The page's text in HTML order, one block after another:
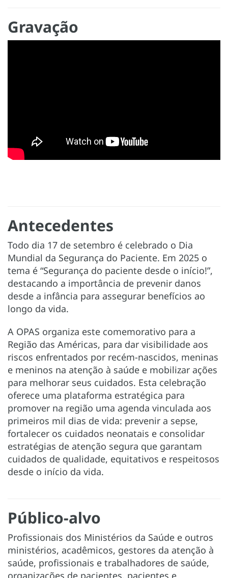
Gravação
Antecedentes
Todo dia 17 de setembro é celebrado o Dia
Mundial da Segurança do Paciente. Em 2025 o
tema é “Segurança do paciente desde o início!”,
destacando a importância de prevenir danos
desde a infância para assegurar benefícios ao
longo da vida.
A OPAS organiza este comemorativo para a
Região das Américas, para dar visibilidade aos
riscos enfrentados por recém-nascidos, meninas
e meninos na atenção à saúde e mobilizar ações
para melhorar seus cuidados. Esta celebração
oferece uma plataforma estratégica para
promover na região uma agenda vinculada aos
primeiros mil dias de vida: prevenir a sepse,
fortalecer os cuidados neonatais e consolidar
estratégias de atenção segura que garantam
cuidados de qualidade, equitativos e respeitosos
desde o início da vida.
Público-alvo
Profissionais dos Ministérios da Saúde e outros
ministérios, acadêmicos, gestores da atenção à
saúde, profissionais e trabalhadores de saúde,
organizações de pacientes, pacientes e